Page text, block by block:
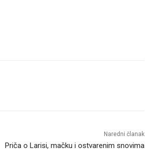
Naredni članak
Priča o Larisi, mačku i ostvarenim snovima